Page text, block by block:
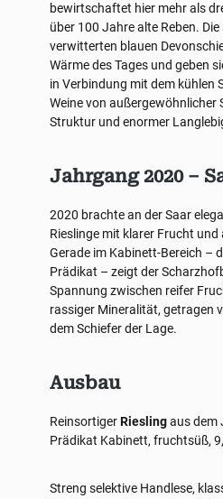
bewirtschaftet hier mehr als
über 100 Jahre alte Reben.
verwitterten blauen
Wärme des Tages und geben
in Verbindung mit dem kühlen
Weine von außergewöhnlicher
Struktur und enormer
Jahrgang 2020 –
2020 brachte an der Saar
Rieslinge mit klarer Frucht und
Gerade im Kabinett-Bereich –
Prädikat – zeigt der
Spannung zwischen reifer
rassiger Mineralität, getragen
dem Schiefer der Lage.
Ausbau
ReinsortigerRieslingaus dem
Prädikat Kabinett, fruchtsüß,
Streng selektive Handlese,